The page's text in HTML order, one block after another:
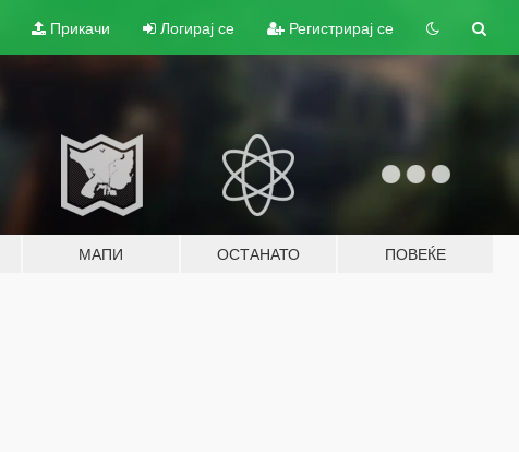
Прикачи Логирај се Регистрирај се
МАПИ ОСТАНАТО ПОВЕЌЕ